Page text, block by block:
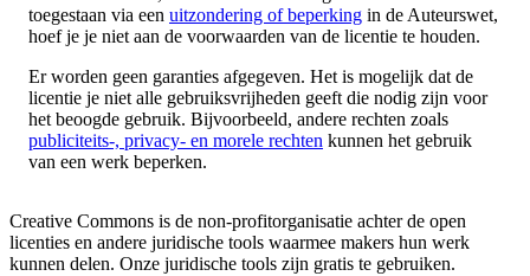
toegestaan via een uitzondering of beperking in de Auteurswet,
hoef je je niet aan de voorwaarden van de licentie te houden.
Er worden geen garanties afgegeven. Het is mogelijk dat de
licentie je niet alle gebruiksvrijheden geeft die nodig zijn voor
het beoogde gebruik. Bijvoorbeeld, andere rechten zoals
publiciteits-, privacy- en morele rechten kunnen het gebruik
van een werk beperken.
Creative Commons is de non-profitorganisatie achter de open
licenties en andere juridische tools waarmee makers hun werk
kunnen delen. Onze juridische tools zijn gratis te gebruiken.